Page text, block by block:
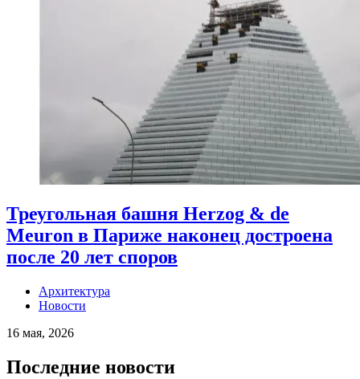
Треугольная башня Herzog & de
Meuron в Париже наконец достроена
после 20 лет споров
Архитектура
Новости
16 мая, 2026
Последние новости